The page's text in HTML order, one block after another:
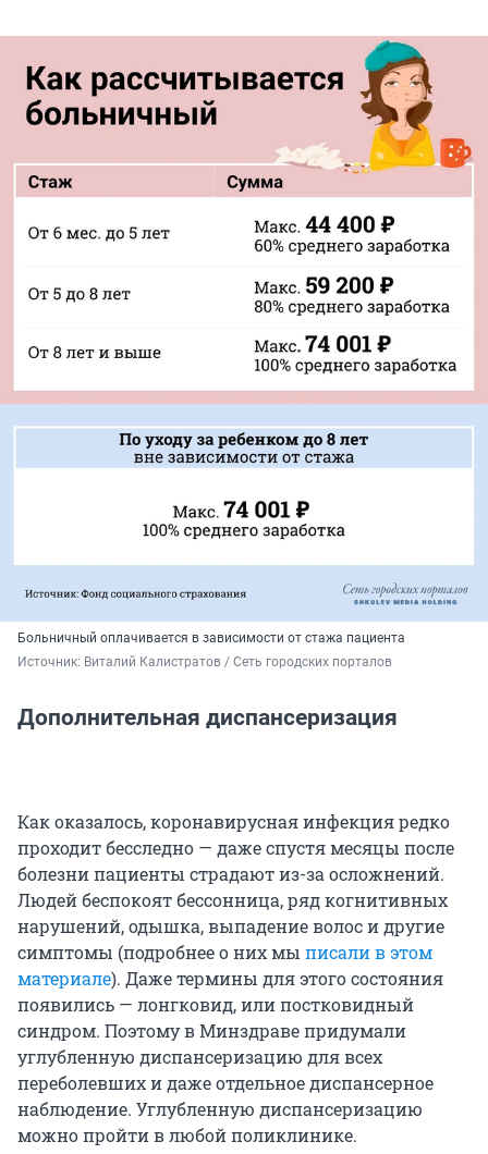
Больничный оплачивается в зависимости от стажа пациента
Источник: Виталий Калистратов / Сеть городских порталов
Дополнительная диспансеризация
Как оказалось, коронавирусная инфекция редко
проходит бесследно — даже спустя месяцы после
болезни пациенты страдают из-за осложнений.
Людей беспокоят бессонница, ряд когнитивных
нарушений, одышка, выпадение волос и другие
симптомы (подробнее о них мы писали в этом
материале). Даже термины для этого состояния
появились — лонгковид, или постковидный
синдром. Поэтому в Минздраве придумали
углубленную диспансеризацию для всех
переболевших и даже отдельное диспансерное
наблюдение. Углубленную диспансеризацию
можно пройти в любой поликлинике.